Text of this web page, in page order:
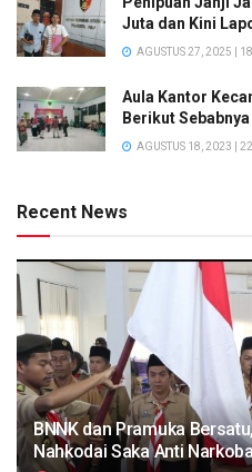
Juta dan Kini
AGUSTUS 27, 2025 |
Aula Kantor
Berikut Sebabnya
AGUSTUS 18, 2023 |
Recent News
BNNK dan Pramuka
Nahkodai Saka Anti